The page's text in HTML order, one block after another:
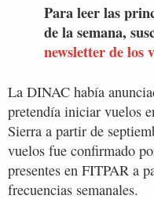
Para leer las
de la semana,
newsletter de los
La DINAC había
pretendía iniciar vuelos
Sierra a partir de
vuelos fue confirmado
presentes en FITPAR a
frecuencias semanales.